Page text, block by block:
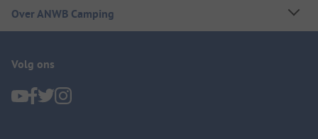
Over ANWB Camping
Volg ons